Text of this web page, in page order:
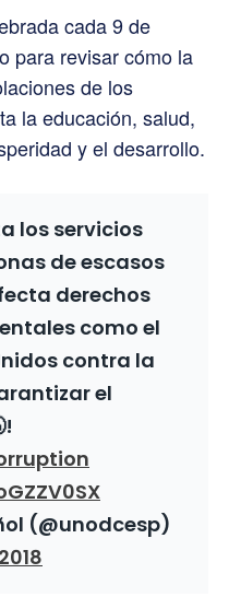
cada 9 de
para revisar cómo la
de los
la educación, salud,
y el desarrollo.
los servicios
de escasos
derechos
como el
contra la
el
(@unodcesp)